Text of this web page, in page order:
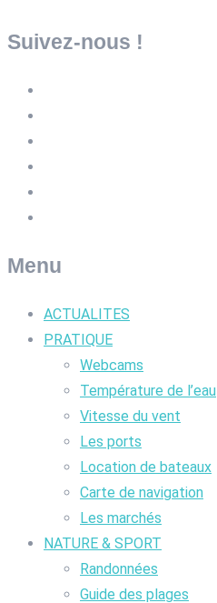
Suivez-nous !
Menu
ACTUALITES
PRATIQUE
Webcams
Température de l’eau
Vitesse du vent
Les ports
Location de bateaux
Carte de navigation
Les marchés
NATURE & SPORT
Randonnées
Guide des plages